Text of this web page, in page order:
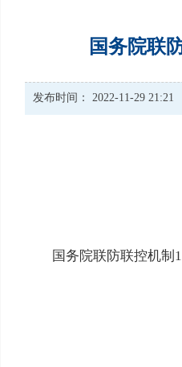
国务院联
发布时间： 2022-11-29
国务院联防联控机制